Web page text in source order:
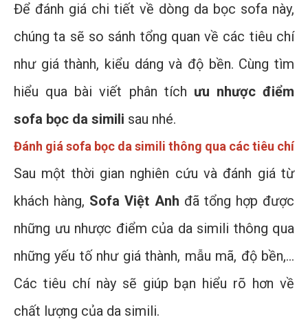
Để đánh giá chi tiết về dòng da bọc sofa này,
chúng ta sẽ so sánh tổng quan về các tiêu chí
như giá thành, kiểu dáng và độ bền. Cùng tìm
hiểu qua bài viết phân tích ưu nhược điểm
sofa bọc da simili sau nhé.
Đánh giá sofa bọc da simili thông qua các tiêu chí
Sau một thời gian nghiên cứu và đánh giá từ
khách hàng, Sofa Việt Anh đã tổng hợp được
những ưu nhược điểm của da simili thông qua
những yếu tố như giá thành, mẫu mã, độ bền,…
Các tiêu chí này sẽ giúp bạn hiểu rõ hơn về
chất lượng của da simili.